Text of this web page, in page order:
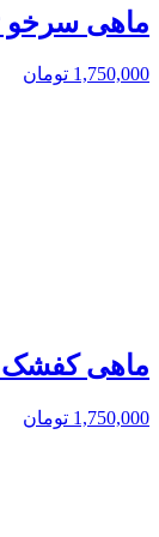
ماهی سرخو
1,750,000 تومان
ماهی کفشک
1,750,000 تومان